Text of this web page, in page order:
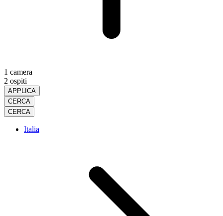
1 camera
2 ospiti
APPLICA
CERCA
CERCA
Italia